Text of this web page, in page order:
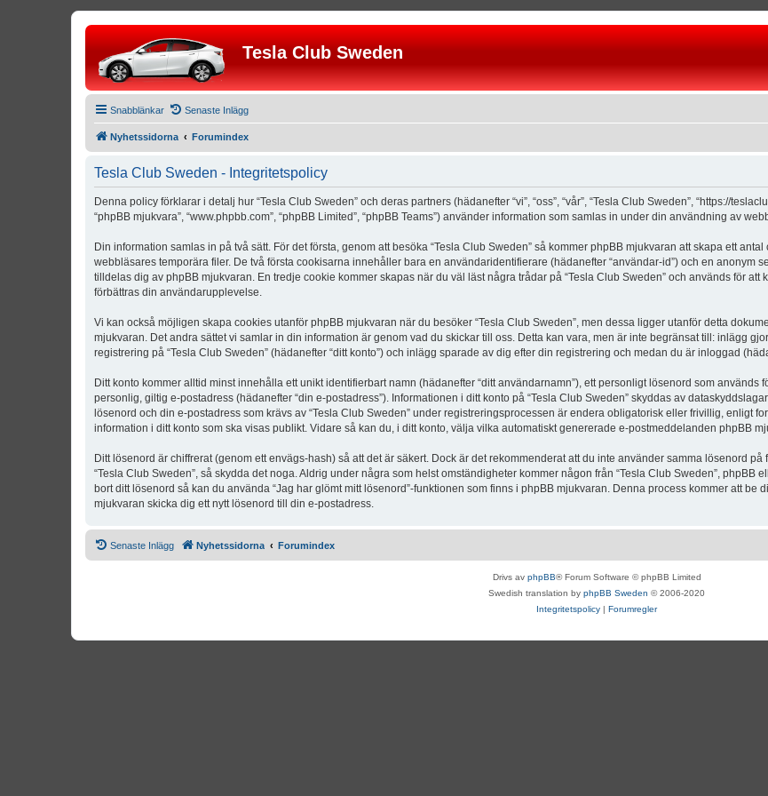
Tesla Club Sweden
Snabblänkar Senaste Inlägg
Nyhetssidorna Forumindex
Tesla Club Sweden - Integritetspolicy
Denna policy förklarar i detalj hur “Tesla Club Sweden” och deras partners (hädanefter “vi”, “oss”, “vår”, “Tesla Club Sweden”, “https://
“phpBB mjukvara”, “www.phpbb.com”, “phpBB Limited”, “phpBB Teams”) använder information som samlas in under din användning av
Din information samlas in på två sätt. För det första, genom att besöka “Tesla Club Sweden” så kommer phpBB mjukvaran att skapa ett
webbläsares temporära filer. De två första cookisarna innehåller bara en användaridentifierare (hädanefter “användar-id”) och en anonym
tilldelas dig av phpBB mjukvaran. En tredje cookie kommer skapas när du väl läst några trådar på “Tesla Club Sweden” och används för
förbättras din användarupplevelse.
Vi kan också möjligen skapa cookies utanför phpBB mjukvaran när du besöker “Tesla Club Sweden”, men dessa ligger utanför detta
mjukvaran. Det andra sättet vi samlar in din information är genom vad du skickar till oss. Detta kan vara, men är inte begränsat till: inlägg
registrering på “Tesla Club Sweden” (hädanefter “ditt konto”) och inlägg sparade av dig efter din registrering och medan du är inloggad
Ditt konto kommer alltid minst innehålla ett unikt identifierbart namn (hädanefter “ditt användarnamn”), ett personligt lösenord som används
personlig, giltig e-postadress (hädanefter “din e-postadress”). Informationen i ditt konto på “Tesla Club Sweden” skyddas av
lösenord och din e-postadress som krävs av “Tesla Club Sweden” under registreringsprocessen är endera obligatorisk eller frivillig, enligt
information i ditt konto som ska visas publikt. Vidare så kan du, i ditt konto, välja vilka automatiskt genererade e-postmeddelanden phpBB
Ditt lösenord är chiffrerat (genom ett envägs-hash) så att det är säkert. Dock är det rekommenderat att du inte använder samma lösenord
“Tesla Club Sweden”, så skydda det noga. Aldrig under några som helst omständigheter kommer någon från “Tesla Club Sweden”,
bort ditt lösenord så kan du använda “Jag har glömt mitt lösenord”-funktionen som finns i phpBB mjukvaran. Denna process kommer att
mjukvaran skicka dig ett nytt lösenord till din e-postadress.
Senaste Inlägg Nyhetssidorna Forumindex
Drivs av phpBB® Forum Software © phpBB Limited
Swedish translation by phpBB Sweden © 2006-2020
Integritetspolicy | Forumregler